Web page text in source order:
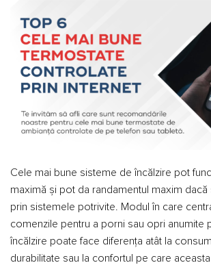
Cele mai bune sisteme de încălzire pot
maximă și pot da randamentul maxim
prin sistemele potrivite. Modul în care
comenzile pentru a porni sau opri anumite
încălzire poate face diferența atât la
durabilitate sau la confortul pe care